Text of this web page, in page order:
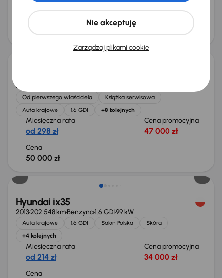
od 238 zł 38 000 zł
Cena
40 000 zł
Świeżo skupione
2013
Od pierwszego właściciela
Książka serwisowa
Auta krajowe
1.6 GDI +8 kolejnych
Miesięczna rata
od 298 zł
Cena promocyjna
47 000 zł
Cena
50 000 zł
Świeżo skupione
Hyundai ix35
2013202 548 kmBenzyna1.6 GDI99 kW
Auta krajowe 1.6 GDI Salon Polska
Skóra
+4 kolejnych
Miesięczna rata
od 214 zł
Cena promocyjna
34 000 zł
Cena
Zarządzaj plikami cookie
Nie akceptuję